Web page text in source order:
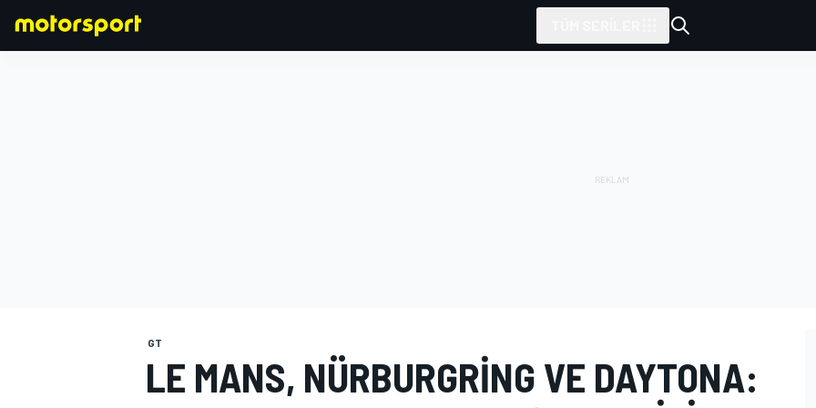
GT
LE MANS, NÜRBURGRING VE DAYTONA: